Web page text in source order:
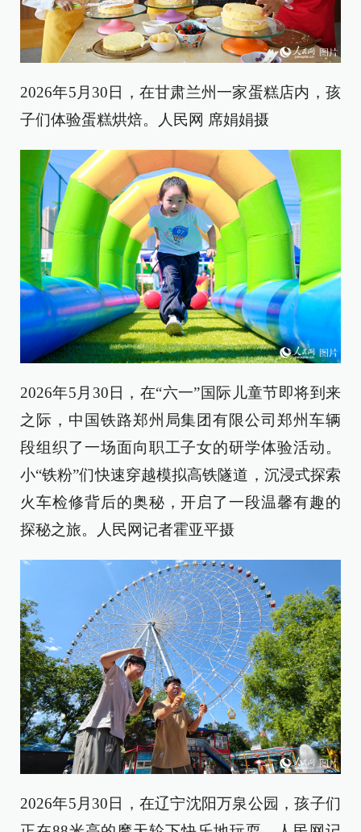
2026年5月30日，在甘肃兰州一家蛋糕店内，孩
子们体验蛋糕烘焙。人民网 席娟娟摄
2026年5月30日，在“六一”国际儿童节即将到来
之际，中国铁路郑州局集团有限公司郑州车辆
段组织了一场面向职工子女的研学体验活动。
小“铁粉”们快速穿越模拟高铁隧道，沉浸式探索
火车检修背后的奥秘，开启了一段温馨有趣的
探秘之旅。人民网记者霍亚平摄
2026年5月30日，在辽宁沈阳万泉公园，孩子们